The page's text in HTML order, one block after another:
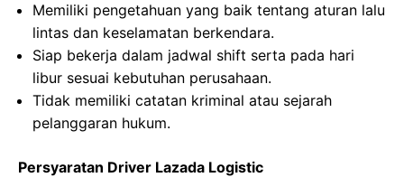
Memiliki pengetahuan yang baik tentang aturan lalu
lintas dan keselamatan berkendara.
Siap bekerja dalam jadwal shift serta pada hari
libur sesuai kebutuhan perusahaan.
Tidak memiliki catatan kriminal atau sejarah
pelanggaran hukum.
Persyaratan Driver Lazada Logistic